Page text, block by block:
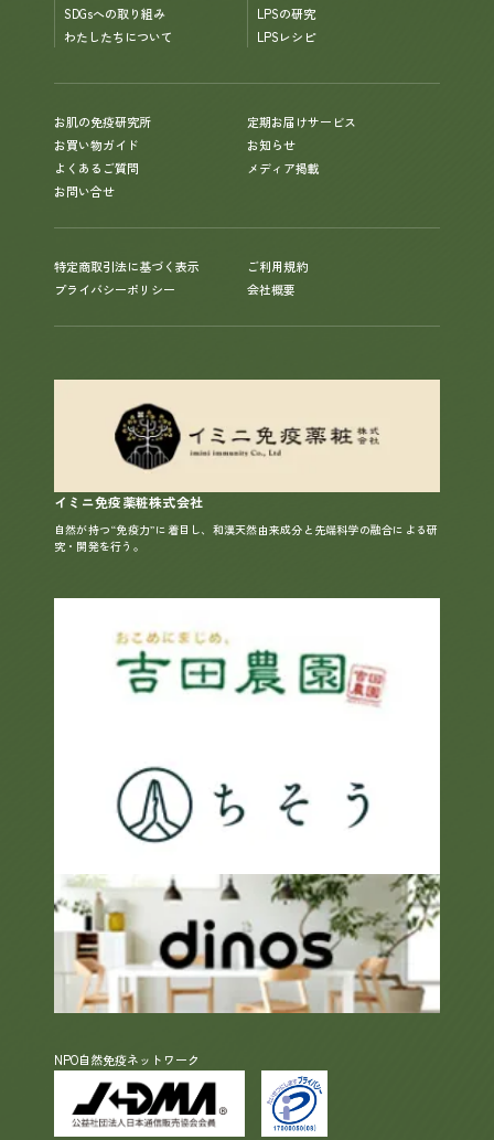
SDGsへの取り組み
わたしたちについて
LPSの研究
LPSレシピ
お肌の免疫研究所
定期お届けサービス
お買い物ガイド
お知らせ
よくあるご質問
メディア掲載
お問い合せ
特定商取引法に基づく表示
プライバシーポリシー
ご利用規約
会社概要
イミニ免疫薬粧株式会社
自然が持つ“免疫力”に着目し、和漢天然由来成分と先端科学の融合による研
究・開発を行う。
NPO自然免疫ネットワーク